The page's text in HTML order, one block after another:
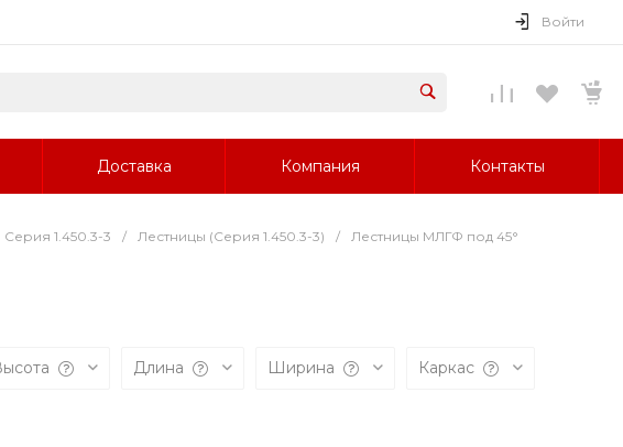
Войти
Доставка Компания Контакты
Серия 1.450.3-3 / Лестницы (Серия 1.450.3-3) / Лестницы МЛГФ под 45°
Длина Ширина Каркас